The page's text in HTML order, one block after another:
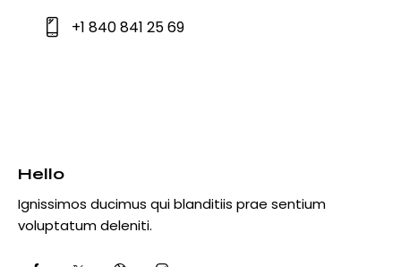
+1 840 841 25 69
Hello
Ignissimos ducimus qui blanditiis prae sentium
voluptatum deleniti.